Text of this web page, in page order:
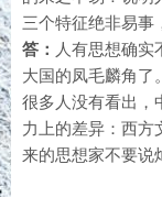
三个特征绝非易事
答： 人有思想确实
大国的凤毛麟角了。
很多人没有看出，
力上的差异：西方
来的思想家不要说